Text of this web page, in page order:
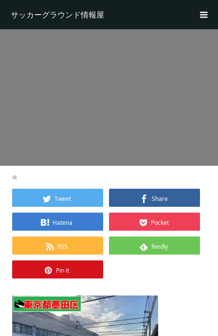
サッカーグラウンド情報屋
Tweet Share
Hatena Pocket
RSS feedly
Pin it